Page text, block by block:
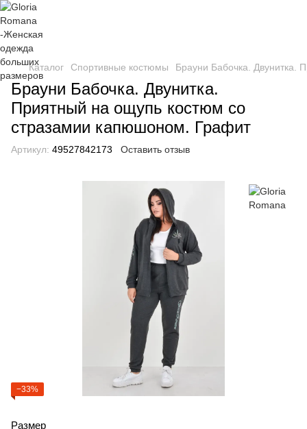
Каталог Спортивные костюмы Брауни Бабочка. Двунитка.
Брауни Бабочка. Двунитка.
Приятный на ощупь костюм со
стразамии капюшоном. Графит
Артикул: 49527842173 Оставить отзыв
−33%
Размер